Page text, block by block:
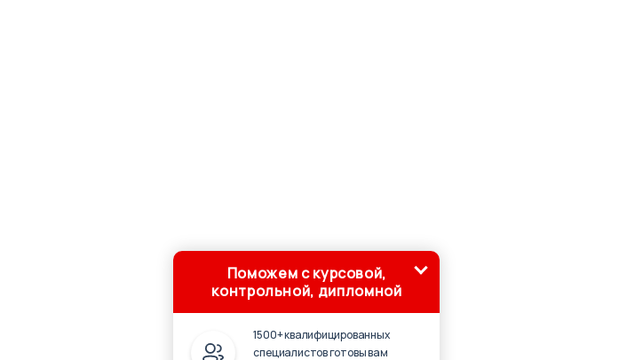
Поможем с курсовой,
контрольной, дипломной
1500+ квалифицированных
специалистов готовы вам